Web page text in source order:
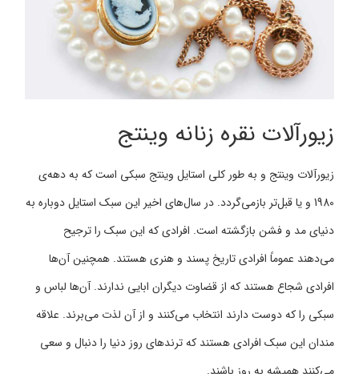
زیورآلات نقره زنانه وینتج
زیورآلات وینتج و به طور کلی استایل وینتج سبکی است که به دهه‌ی
1980 و یا قبل‌تر بازمی‌گردد. در سال‌های اخیر این سبک استایل دوباره به
دنیای مد و فشن بازگشته است. افرادی که این سبک را ترجیح
می‌دهند عموماً افرادی تاریخ پسند و هنری هستند. همچنین آن‌ها
افرادی شجاع هستند که از قضاوت دیگران ابایی ندارند. آن‌ها لباس و
سبکی را که دوست دارند انتخاب می‌کنند و از آن لذت می‌برند. علاقه
مندان این سبک افرادی هستند که ترندهای روز دنیا را دنبال و سعی